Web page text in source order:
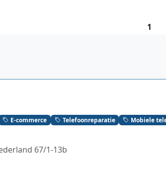
1
E-commerce Telefoonreparatie Mobiele
67/1-13b